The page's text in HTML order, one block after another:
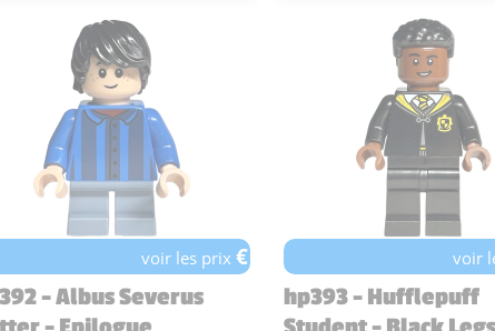
voir les prix€
- Albus Severus
voir
hp393 - Hufflepuff